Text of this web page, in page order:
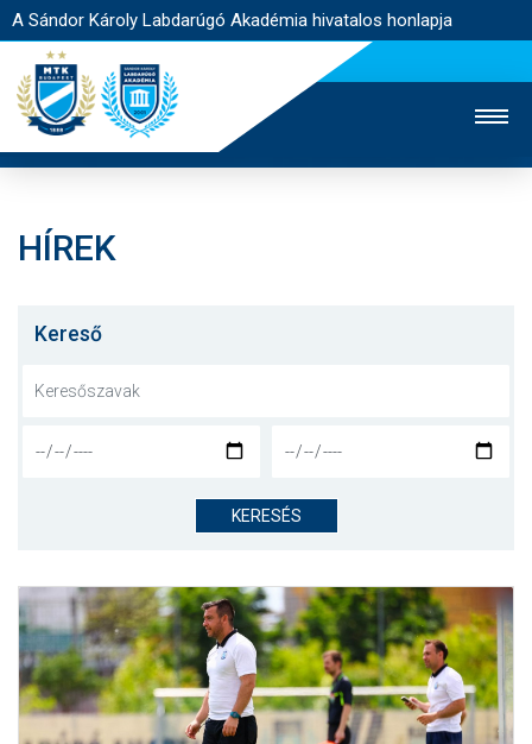
A Sándor Károly Labdarúgó Akadémia hivatalos honlapja
JEGYÉRTÉKESÍTÉS
NYITÓLAP
AKADÉMIA
MÉRKŐZÉSEK
GALÉRIA
JELENTKEZÉS
HÍREK
Kereső
KERESÉS